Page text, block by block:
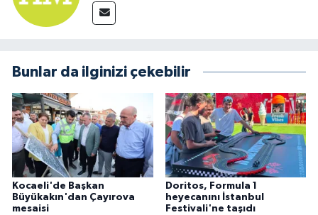
Bunlar da ilginizi çekebilir
Kocaeli'de Başkan
Büyükakın'dan Çayırova
mesaisi
Doritos, Formula 1
heyecanını İstanbul
Festivali'ne taşıdı